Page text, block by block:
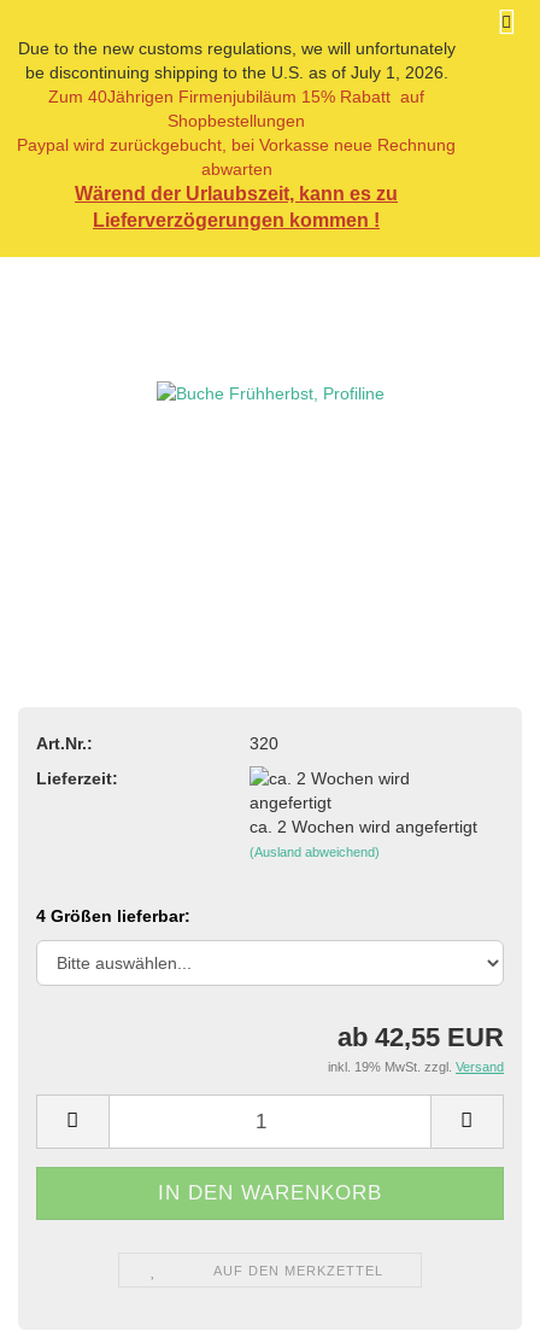
Due to the new customs regulations, we will unfortunately
be discontinuing shipping to the U.S. as of July 1, 2026.
Zum 40Jährigen Firmenjubiläum 15% Rabatt auf
Shopbestellungen
Paypal wird zurückgebucht, bei Vorkasse neue Rechnung
abwarten
Wärend der Urlaubszeit, kann es zu
Lieferverzögerungen kommen !
« Erster « zurück
weiter »
Artikel in dieser Kategorie
Buche Frühherbst, Profiline
Art.Nr.:
320
Lieferzeit:
ca. 2 Wochen wird angefertigt
(Ausland abweichend)
4 Größen lieferbar:
ab 42,55 EUR
inkl. 19% MwSt. zzgl. Versand
AUF DEN MERKZETTEL